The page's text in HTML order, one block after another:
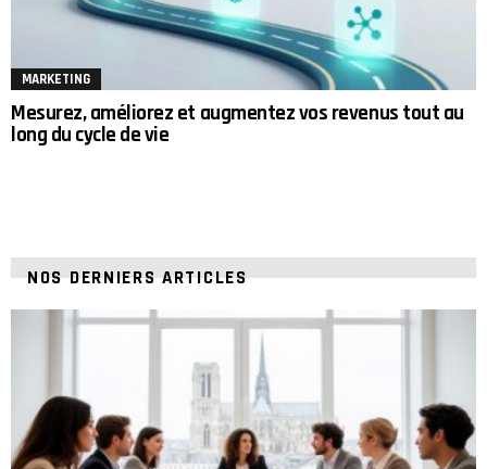
MARKETING
Mesurez, améliorez et augmentez vos revenus tout au
long du cycle de vie
NOS DERNIERS ARTICLES